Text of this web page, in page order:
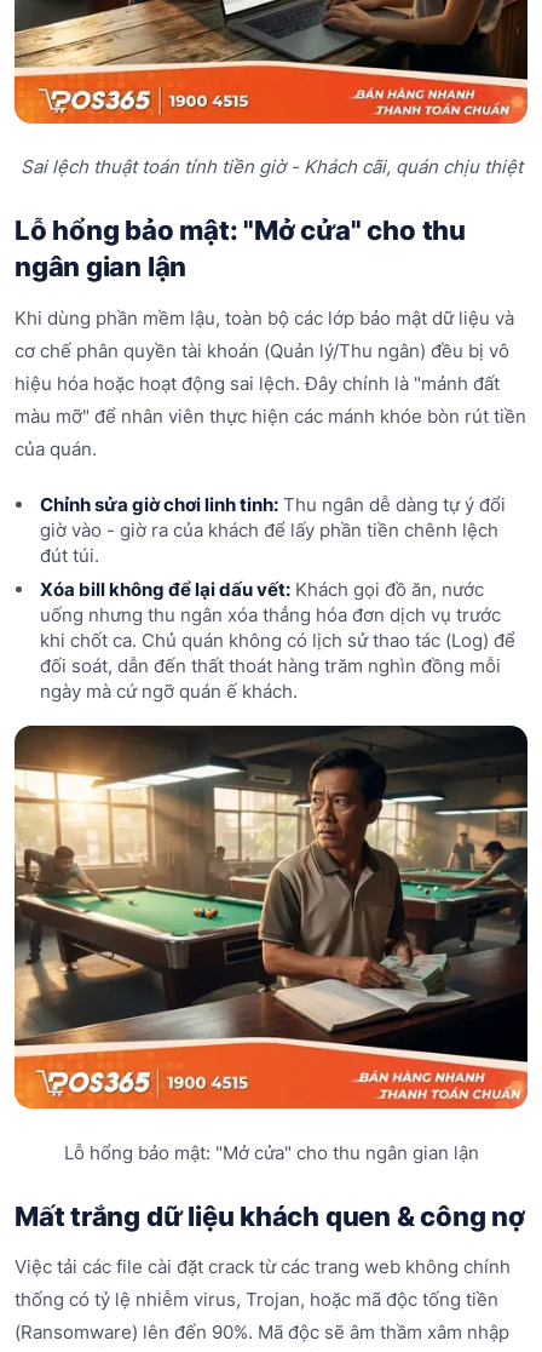
Sai lệch thuật toán tính tiền giờ - Khách cãi, quán chịu thiệt
Lỗ hổng bảo mật: "Mở cửa" cho thu
ngân gian lận
Khi dùng phần mềm lậu, toàn bộ các lớp bảo mật dữ liệu và
cơ chế phân quyền tài khoản (Quản lý/Thu ngân) đều bị vô
hiệu hóa hoặc hoạt động sai lệch. Đây chính là "mảnh đất
màu mỡ" để nhân viên thực hiện các mánh khóe bòn rút tiền
của quán.
Chỉnh sửa giờ chơi linh tinh:Thu ngân dễ dàng tự ý đổi
giờ vào - giờ ra của khách để lấy phần tiền chênh lệch
đút túi.
Xóa bill không để lại dấu vết:Khách gọi đồ ăn, nước
uống nhưng thu ngân xóa thẳng hóa đơn dịch vụ trước
khi chốt ca. Chủ quán không có lịch sử thao tác (Log) để
đối soát, dẫn đến thất thoát hàng trăm nghìn đồng mỗi
ngày mà cứ ngỡ quán ế khách.
Lỗ hổng bảo mật: "Mở cửa" cho thu ngân gian lận
Mất trắng dữ liệu khách quen & công nợ
Việc tải các file cài đặt crack từ các trang web không chính
thống có tỷ lệ nhiễm virus, Trojan, hoặc mã độc tống tiền
(Ransomware) lên đến 90%. Mã độc sẽ âm thầm xâm nhập